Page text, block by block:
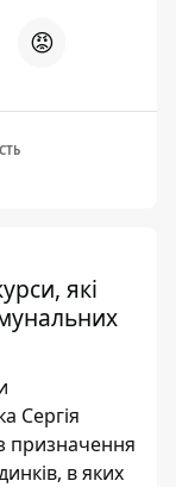
😡
які
Сергія
призначення
в яких